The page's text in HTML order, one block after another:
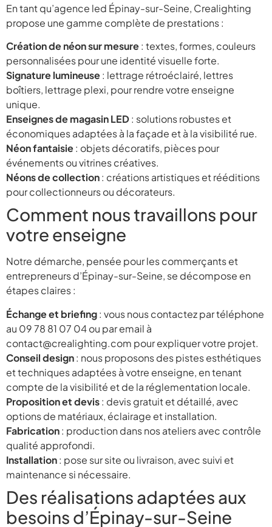
En tant qu’agence led Épinay-sur-Seine, Crealighting
propose une gamme complète de prestations :
Création de néon sur mesure: textes, formes, couleurs
personnalisées pour une identité visuelle forte.
Signature lumineuse: lettrage rétroéclairé, lettres
boîtiers, lettrage plexi, pour rendre votre enseigne
unique.
Enseignes de magasin LED: solutions robustes et
économiques adaptées à la façade et à la visibilité rue.
Néon fantaisie: objets décoratifs, pièces pour
événements ou vitrines créatives.
Néons de collection: créations artistiques et rééditions
pour collectionneurs ou décorateurs.
Comment nous travaillons pour
votre enseigne
Notre démarche, pensée pour les commerçants et
entrepreneurs d’Épinay-sur-Seine, se décompose en
étapes claires :
Échange et briefing: vous nous contactez par téléphone
au 09 78 81 07 04 ou par email à
contact@crealighting.com pour expliquer votre projet.
Conseil design: nous proposons des pistes esthétiques
et techniques adaptées à votre enseigne, en tenant
compte de la visibilité et de la réglementation locale.
Proposition et devis: devis gratuit et détaillé, avec
options de matériaux, éclairage et installation.
Fabrication: production dans nos ateliers avec contrôle
qualité approfondi.
Installation: pose sur site ou livraison, avec suivi et
maintenance si nécessaire.
Des réalisations adaptées aux
besoins d’Épinay-sur-Seine